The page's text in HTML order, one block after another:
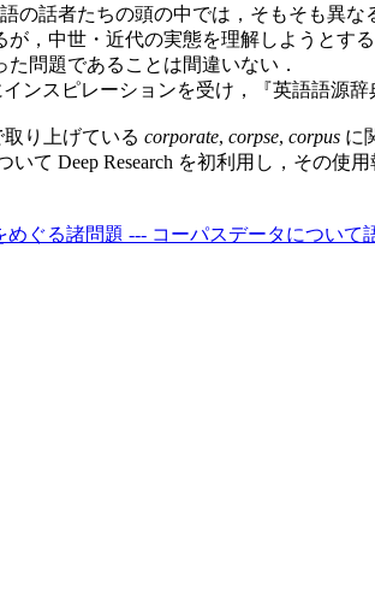
話者たちの頭の中では，そもそも異
，中世・近代の実態を理解しようとす
問題であることは間違いない．
ンスピレーションを受け，『英語語源辞
取り上げている corporate, corpse, corpus に
いて Deep Research を初利用し，その使
をめぐる諸問題 --- コーパスデータについて